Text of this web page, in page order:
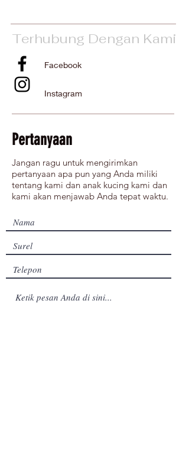
Terhubung Dengan Kami
Facebook
Instagram
Pertanyaan
Jangan ragu untuk mengirimkan
pertanyaan apa pun yang Anda miliki
tentang kami dan anak kucing kami dan
kami akan menjawab Anda tepat waktu.